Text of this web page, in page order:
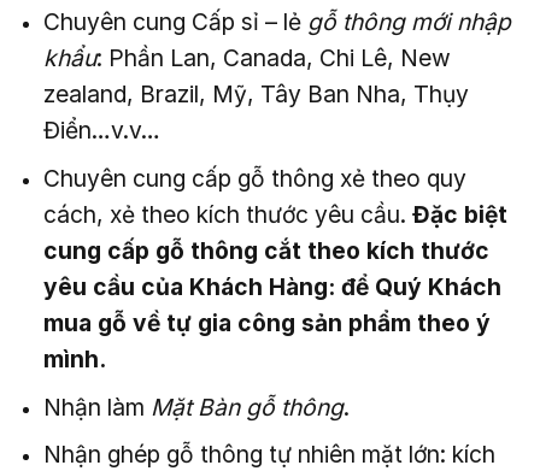
Chuyên cung Cấp sỉ – lẻ gỗ thông mới nhập
khẩu: Phần Lan, Canada, Chi Lê, New
zealand, Brazil, Mỹ, Tây Ban Nha, Thụy
Điển…v.v…
Chuyên cung cấp gỗ thông xẻ theo quy
cách, xẻ theo kích thước yêu cầu. Đặc biệt
cung cấp gỗ thông cắt theo kích thước
yêu cầu của Khách Hàng: để Quý Khách
mua gỗ về tự gia công sản phẩm theo ý
mình.
Nhận làm Mặt Bàn gỗ thông.
Nhận ghép gỗ thông tự nhiên mặt lớn: kích